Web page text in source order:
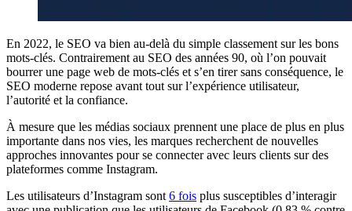
En 2022, le SEO va bien au-delà du simple classement sur les bons
mots-clés. Contrairement au SEO des années 90, où l’on pouvait
bourrer une page web de mots-clés et s’en tirer sans conséquence, le
SEO moderne repose avant tout sur l’expérience utilisateur,
l’autorité et la confiance.
À mesure que les médias sociaux prennent une place de plus en plus
importante dans nos vies, les marques recherchent de nouvelles
approches innovantes pour se connecter avec leurs clients sur des
plateformes comme Instagram.
Les utilisateurs d’Instagram sont 6 fois plus susceptibles d’interagir